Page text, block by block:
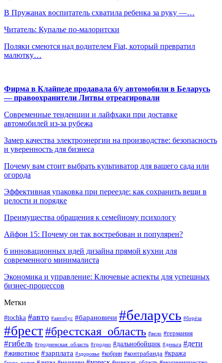
В Пружанах воспитатель схватила ребенка за руку —…
Читатель: Купалье по-малоритски
Поляки смеются над водителем Fiat, который превратил
малютку…
Фирма в Клайпеде продавала б/у автомобили в Беларусь
— правоохранители Литвы отреагировали
Современные тенденции и лайфхаки при доставке
автомобилей из-за рубежа
Замер качества электроэнергии на производстве: безопасность
и уверенность для бизнеса
Почему вам стоит выбрать культиватор для вашего сада или
огорода
Эффективная упаковка при переезде: как сохранить вещи в
целости и порядке
Преимущества обращения к семейному психологу
Айфон 15: Почему он так востребован и популярен?
6 инновационных идей дизайна прямой кухни для
современного минималиста
Экономика и управление: Ключевые аспекты для успешных
бизнес-процессов
Метки
#tochka #авто #автобус #барановичи #беларусь #берёза
#брест#брестская_область #вело #германия
#гибель #гродненская_область #гродно #дальнобойщик #деньга #дети
#животное #зарплата #здоровье #кобрин #контрабанда #кража